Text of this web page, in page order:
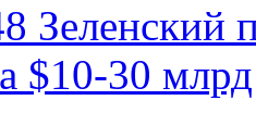
Зеленский
$10-30